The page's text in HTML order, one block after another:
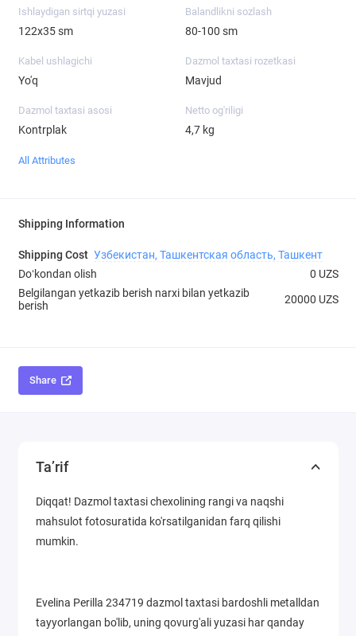
Ishlaydigan sirtqi yuzasi
122х35 sm
Balandlikni sozlash
80-100 sm
Kabel ushlagichi
Yo'q
Dazmol taxtasi rozetkasi
Mavjud
Dazmol taxtasi asosi
Kontrplak
Netto og'riligi
4,7 kg
All Attributes
Shipping Information
Shipping Cost Узбекистан, Ташкентская область, Ташкент
Doʻkondan olish
0 UZS
Belgilangan yetkazib berish narxi bilan yetkazib
berish
20000 UZS
Share
Ta’rif
Diqqat! Dazmol taxtasi chexolining rangi va naqshi
mahsulot fotosuratida ko'rsatilganidan farq qilishi
mumkin.
Evelina Perilla 234719 dazmol taxtasi bardoshli metalldan
tayyorlangan bo'lib, uning qovurg'ali yuzasi har qanday